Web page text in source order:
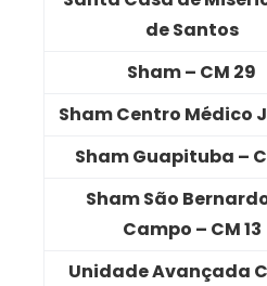
de Santos
Sham – CM 29
Sham Centro Médico
Sham Guapituba –
Sham São
Campo – CM 13
Unidade Avançada